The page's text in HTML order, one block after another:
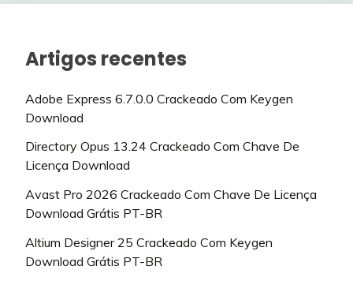
Artigos recentes
Adobe Express 6.7.0.0 Crackeado Com Keygen
Download
Directory Opus 13.24 Crackeado Com Chave De
Licença Download
Avast Pro 2026 Crackeado Com Chave De Licença
Download Grátis PT-BR
Altium Designer 25 Crackeado Com Keygen
Download Grátis PT-BR